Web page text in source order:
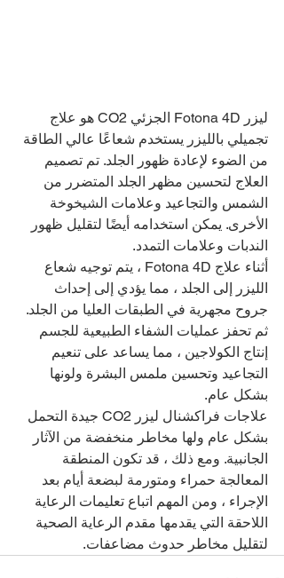
ليزر Fotona 4D الجزئي CO2 هو علاج
تجميلي بالليزر يستخدم شعاعًا عالي الطاقة
من الضوء لإعادة ظهور الجلد. تم تصميم
العلاج لتحسين مظهر الجلد المتضرر من
الشمس والتجاعيد وعلامات الشيخوخة
الأخرى. يمكن استخدامه أيضًا لتقليل ظهور
الندبات وعلامات التمدد.
أثناء علاج Fotona 4D ، يتم توجيه شعاع
الليزر إلى الجلد ، مما يؤدي إلى إحداث
جروح مجهرية في الطبقات العليا من الجلد.
ثم تحفز عمليات الشفاء الطبيعية للجسم
إنتاج الكولاجين ، مما يساعد على تنعيم
التجاعيد وتحسين ملمس البشرة ولونها
بشكل عام.
علاجات فراكشنال ليزر CO2 جيدة التحمل
بشكل عام ولها مخاطر منخفضة من الآثار
الجانبية. ومع ذلك ، قد تكون المنطقة
المعالجة حمراء ومتورمة لبضعة أيام بعد
الإجراء ، ومن المهم اتباع تعليمات الرعاية
اللاحقة التي يقدمها مقدم الرعاية الصحية
لتقليل مخاطر حدوث مضاعفات.